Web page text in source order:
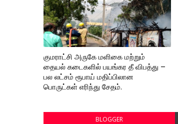
குமராட்சி அருகே மளிகை மற்றும்
தையல் கடைகளில் பயங்கர தீ விபத்து –
பல லட்சம் ரூபாய் மதிப்பிலான
பொருட்கள் எரிந்து சேதம்.
BLOGGER